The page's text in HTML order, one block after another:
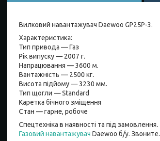
Вилковий навантажувач Daewoo GP25P-3.
Характеристика:
Тип привода — Газ
Рік випуску — 2007 г.
Напрацювання — 3600 м.
Вантажність — 2500 кг.
Висота підйому — 3230 мм.
Тип щогли — Standard
Каретка бічного зміщення
Стан — гарне, робоче
Спецтехніка в наявності та під замовлення.
Газовий навантажувач Daewoo б/у. Звоните.